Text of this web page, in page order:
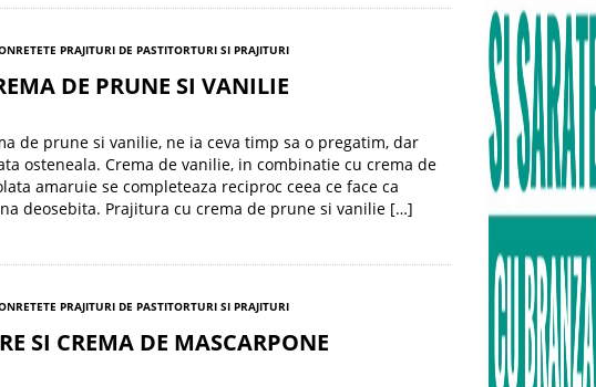
RETETE PRAJITURI DE PASTITORTURI SI PRAJITURI
DE PRUNE SI VANILIE
de prune si vanilie, ne ia ceva timp sa o pregatim, dar
osteneala. Crema de vanilie, in combinatie cu crema de
amaruie se completeaza reciproc ceea ce face ca
deosebita. Prajitura cu crema de prune si vanilie […]
RETETE PRAJITURI DE PASTITORTURI SI PRAJITURI
SI CREMA DE MASCARPONE